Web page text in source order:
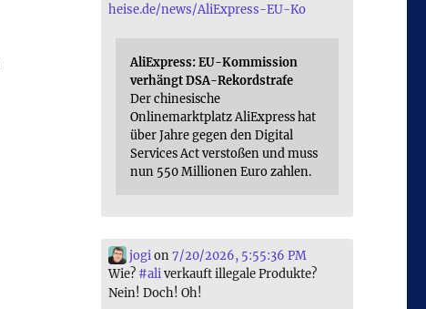
heise.de/news/AliExpress-EU-Ko
AliExpress: EU-Kommission
verhängt DSA-Rekordstrafe
Der chinesische
Onlinemarktplatz AliExpress hat
über Jahre gegen den Digital
Services Act verstoßen und muss
nun 550 Millionen Euro zahlen.
jogion7/20/2026, 5:55:36 PM
Wie? #aliverkauft illegale Produkte?
Nein! Doch! Oh!